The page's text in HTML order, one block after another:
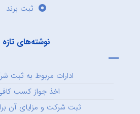
ثبت برند
نوشته‌های تازه
ادارات مربوط به ثبت
اخذ جواز کسب
ثبت شرکت و مزایای آن